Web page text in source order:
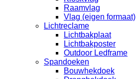
Raamvlag
Vlag (eigen formaat)
Lichtreclame
Lichtbakplaat
Lichtbakposter
Outdoor Ledframe
Spandoeken
Bouwhekdoek